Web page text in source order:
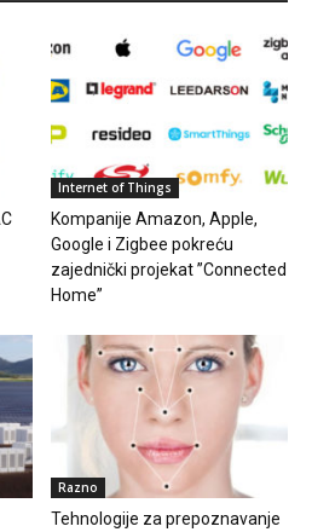
Internet of Things
Kompanije Amazon, Apple,
Google i Zigbee pokreću
zajednički projekat ”Connected
Home”
Razno
Tehnologije za prepoznavanje